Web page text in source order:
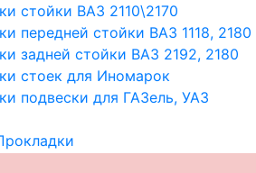
стойки ВАЗ 2110\2170
передней стойки ВАЗ 1118, 2180
задней стойки ВАЗ 2192, 2180
стоек для Иномарок
подвески для ГАЗель, УАЗ